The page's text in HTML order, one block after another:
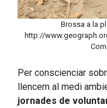
Brossa a la
http://
Per conscienciar
llencem al medi
jornades de